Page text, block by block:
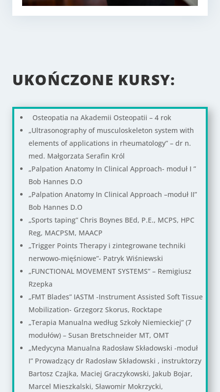
UKOŃCZONE KURSY:
Osteopatia na Akademii Osteopatii – 4 rok
„Ultrasonography of musculoskeleton system with
elements of applications in rheumatology” – dr n.
med. Małgorzata Serafin Król
„Palpation Anatomy In Clinical Approach- moduł I ”
Bob Hannes D.O
„Palpation Anatomy In Clinical Approach –moduł II”
Bob Hannes D.O
„Sports taping” Chris Boynes BEd, P.E., MCPS, HPC
Reg, MACPSM, MAACP
„Trigger Points Therapy i zintegrowane techniki
nerwowo-mięśniowe”- Patryk Wiśniewski
„FUNCTIONAL MOVEMENT SYSTEMS” – Remigiusz
Rzepka
„FMT Blades” IASTM -Instrument Assisted Soft Tissue
Mobilization- Grzegorz Skorus, Rocktape
„Terapia Manualna według Szkoły Niemieckiej” (7
modułów) – Susan Bretschneider MT, OMT
„Medycyna Manualna Radosław Składowski -moduł
I” Prowadzący dr Radosław Składowski , instruktorzy
Bartosz Czajka, Maciej Graczykowski, Jakub Bojar,
Marcel Mieszkalski, Sławomir Mokrzycki,